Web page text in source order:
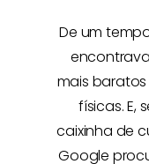
De um
mais
físicas. E,
caixinha de
Google